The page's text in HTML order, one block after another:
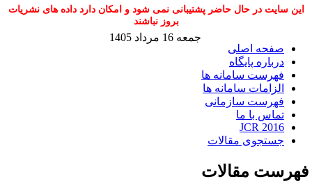
این سایت در حال حاضر پشتیبانی نمی شود و امکان دارد داده های نشریات
بروز نباشند
صفحه اصلی
درباره پایگاه
فهرست سامانه ها
الزامات سامانه ها
فهرست سازمانی
تماس با ما
JCR 2016
جستجوی مقالات
جمعه 16 مرداد 1405
مقالات